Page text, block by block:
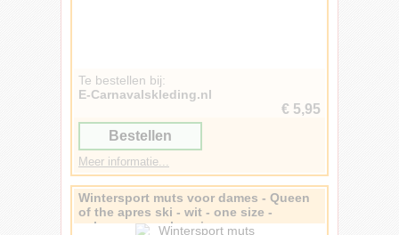
Te bestellen bij:
E-Carnavalskleding.nl
€ 5,95
Bestellen
Meer informatie...
Wintersport muts voor dames - Queen
of the apres ski - wit - one size -
volwassenen - beanie